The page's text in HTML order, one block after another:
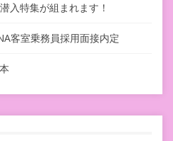
入特集が組まれます！
客室乗務員採用面接内定